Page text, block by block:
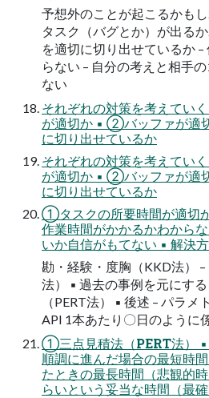
予想外のことが起こるかも
タスク（バグとか）が出る
を適切に切り出せているか
らない – ⾃分の考えと相⼿
ない
それぞれの対策を考えてい
が適切か ▪ ②バッファが適
に切り出せているか
それぞれの対策を考えてい
が適切か ▪ ②バッファが適
に切り出せているか
①タスクの所要時間が適切
作業時間がかかるかわから
いか⾃信がもてない ▪ 解決
勘・経験・度胸（KKD法）
法） ▪ 過去の事例を元にす
（PERT法） ▪ 後述 – パラ
API 1本あたり〇⽇のように
①三点⾒積法（PERT法） ▪
順調に進んだ場合の最短時
たときの最⻑時間（悲観的
らいという妥当な時間（最